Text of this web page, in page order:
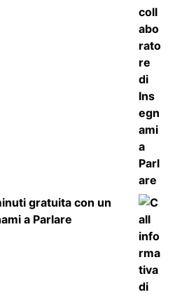
gratuita con un
a Parlare